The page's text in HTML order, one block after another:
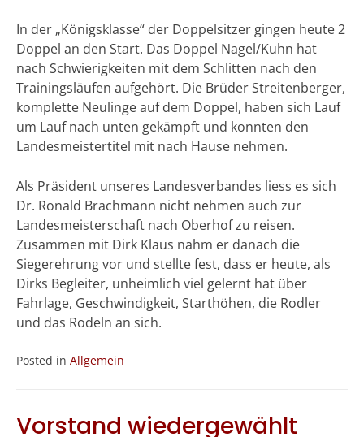
In der „Königsklasse“ der Doppelsitzer gingen heute 2
Doppel an den Start. Das Doppel Nagel/Kuhn hat
nach Schwierigkeiten mit dem Schlitten nach den
Trainingsläufen aufgehört. Die Brüder Streitenberger,
komplette Neulinge auf dem Doppel, haben sich Lauf
um Lauf nach unten gekämpft und konnten den
Landesmeistertitel mit nach Hause nehmen.
Als Präsident unseres Landesverbandes liess es sich
Dr. Ronald Brachmann nicht nehmen auch zur
Landesmeisterschaft nach Oberhof zu reisen.
Zusammen mit Dirk Klaus nahm er danach die
Siegerehrung vor und stellte fest, dass er heute, als
Dirks Begleiter, unheimlich viel gelernt hat über
Fahrlage, Geschwindigkeit, Starthöhen, die Rodler
und das Rodeln an sich.
Posted in Allgemein
Vorstand wiedergewählt